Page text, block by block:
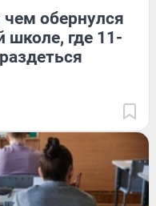
обернулся
школе, где 11-